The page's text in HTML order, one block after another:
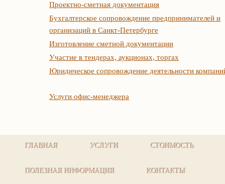
Проектно-сметная документация
Бухгалтерское сопровождение предпринимателей и
организаций в Санкт-Петербурге
Изготовление сметной документации
Участие в тендерах, аукционах, торгах
Юридическое сопровождение деятельности
Услуги офис-менеджера
ГЛАВНАЯ УСЛУГИ СТОИМОСТЬ
ПОЛЕЗНАЯ ИНФОРМАЦИЯ КОНТАКТЫ